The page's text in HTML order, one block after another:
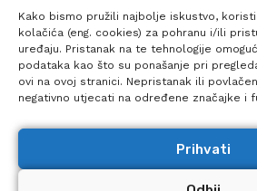
Kako bismo pružili najbolje iskustvo,
kolačića (eng. cookies) za pohranu i/ili
uređaju. Pristanak na te tehnologije
podataka kao što su ponašanje pri
ovi na ovoj stranici. Nepristanak ili
negativno utjecati na određene značajke i
Prihvati
Sistematski Pregledi
COVID 19 testiranja
Vađenje krvi u kući